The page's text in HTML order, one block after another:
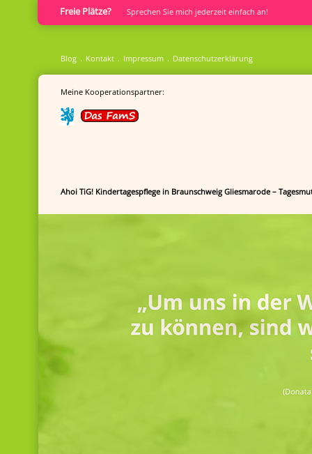
Freie Plätze? Sprech­en Sie mich jederzeit einfach an!
Blog Kontakt Impressum Datenschutzerklärung
Meine Kooperationspartner:
Ahoi TiG! Kindertagespflege in Braunschweig Gliesmarode –